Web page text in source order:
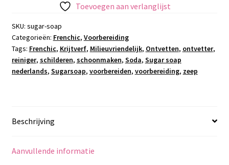
Toevoegen aan verlanglijst
SKU: sugar-soap
Categorieën: Frenchic, Voorbereiding
Tags: Frenchic, Krijtverf, Milieuvriendelijk, Ontvetten, ontvetter,
reiniger, schilderen, schoonmaken, Soda, Sugar soap
nederlands, Sugarsoap, voorbereiden, voorbereiding, zeep
Beschrijving
Aanvullende informatie